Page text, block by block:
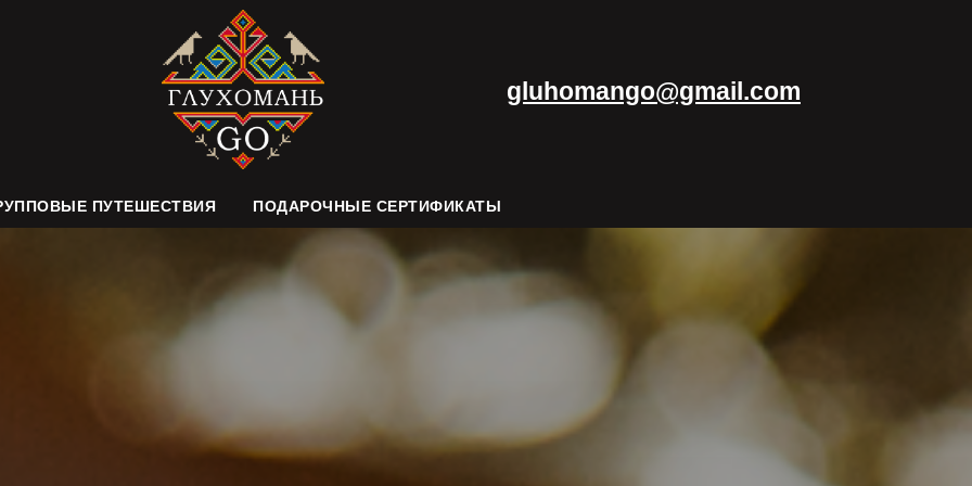
gluhomango@gmail.com
ПУТЕШЕСТВИЯ ПОДАРОЧНЫЕ СЕРТИФИКАТЫ